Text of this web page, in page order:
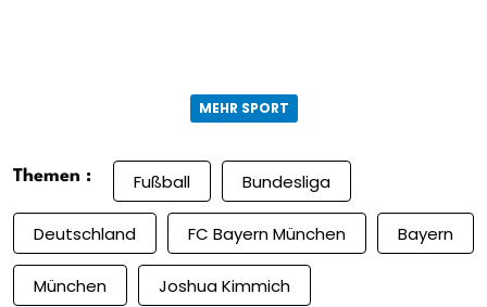
MEHR SPORT
Themen : Fußball Bundesliga
Deutschland FC Bayern München Bayern
München Joshua Kimmich